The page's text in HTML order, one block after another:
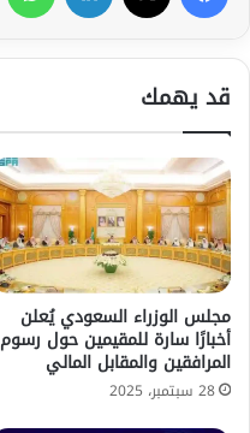
قد يهمك
مجلس الوزراء السعودي يُعلن
أخبارًا سارة للمقيمين حول رسوم
المرافقين والمقابل المالي
28 سبتمبر، 2025